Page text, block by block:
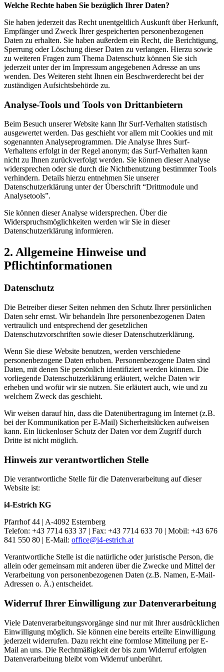
Welche Rechte haben Sie bezüglich Ihrer Daten?
Sie haben jederzeit das Recht unentgeltlich Auskunft über Herkunft,
Empfänger und Zweck Ihrer gespeicherten personenbezogenen
Daten zu erhalten. Sie haben außerdem ein Recht, die Berichtigung,
Sperrung oder Löschung dieser Daten zu verlangen. Hierzu sowie
zu weiteren Fragen zum Thema Datenschutz können Sie sich
jederzeit unter der im Impressum angegebenen Adresse an uns
wenden. Des Weiteren steht Ihnen ein Beschwerderecht bei der
zuständigen Aufsichtsbehörde zu.
Analyse-Tools und Tools von Drittanbietern
Beim Besuch unserer Website kann Ihr Surf-Verhalten statistisch
ausgewertet werden. Das geschieht vor allem mit Cookies und mit
sogenannten Analyseprogrammen. Die Analyse Ihres Surf-
Verhaltens erfolgt in der Regel anonym; das Surf-Verhalten kann
nicht zu Ihnen zurückverfolgt werden. Sie können dieser Analyse
widersprechen oder sie durch die Nichtbenutzung bestimmter Tools
verhindern. Details hierzu entnehmen Sie unserer
Datenschutzerklärung unter der Überschrift “Drittmodule und
Analysetools”.
Sie können dieser Analyse widersprechen. Über die
Widerspruchsmöglichkeiten werden wir Sie in dieser
Datenschutzerklärung informieren.
2. Allgemeine Hinweise und
Pflichtinformationen
Datenschutz
Die Betreiber dieser Seiten nehmen den Schutz Ihrer persönlichen
Daten sehr ernst. Wir behandeln Ihre personenbezogenen Daten
vertraulich und entsprechend der gesetzlichen
Datenschutzvorschriften sowie dieser Datenschutzerklärung.
Wenn Sie diese Website benutzen, werden verschiedene
personenbezogene Daten erhoben. Personenbezogene Daten sind
Daten, mit denen Sie persönlich identifiziert werden können. Die
vorliegende Datenschutzerklärung erläutert, welche Daten wir
erheben und wofür wir sie nutzen. Sie erläutert auch, wie und zu
welchem Zweck das geschieht.
Wir weisen darauf hin, dass die Datenübertragung im Internet (z.B.
bei der Kommunikation per E-Mail) Sicherheitslücken aufweisen
kann. Ein lückenloser Schutz der Daten vor dem Zugriff durch
Dritte ist nicht möglich.
Hinweis zur verantwortlichen Stelle
Die verantwortliche Stelle für die Datenverarbeitung auf dieser
Website ist:
i4-Estrich KG
Pfarrhof 44 | A-4092 Esternberg
Telefon: +43 7714 633 37 | Fax: +43 7714 633 70 | Mobil: +43 676
841 550 80 | E-Mail: office@i4-estrich.at
Verantwortliche Stelle ist die natürliche oder juristische Person, die
allein oder gemeinsam mit anderen über die Zwecke und Mittel der
Verarbeitung von personenbezogenen Daten (z.B. Namen, E-Mail-
Adressen o. Ä.) entscheidet.
Widerruf Ihrer Einwilligung zur Datenverarbeitung
Viele Datenverarbeitungsvorgänge sind nur mit Ihrer ausdrücklichen
Einwilligung möglich. Sie können eine bereits erteilte Einwilligung
jederzeit widerrufen. Dazu reicht eine formlose Mitteilung per E-
Mail an uns. Die Rechtmäßigkeit der bis zum Widerruf erfolgten
Datenverarbeitung bleibt vom Widerruf unberührt.